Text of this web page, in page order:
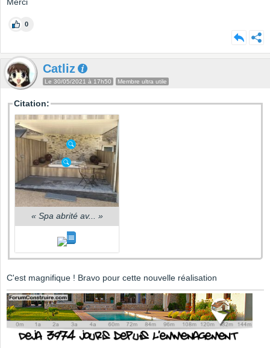
Merci
0
Catliz
Le 30/05/2021 à 17h50 Membre ultra utile
Citation:
« Spa abrité av... »
C'est magnifique ! Bravo pour cette nouvelle réalisation